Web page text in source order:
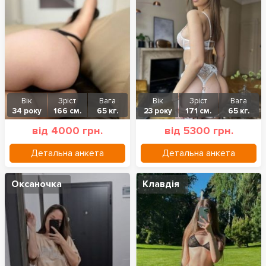
Вік
34 року
Зріст
166 см.
Вага
65 кг.
від 4000 грн.
Детальна анкета
Вік
23 року
Зріст
171 см.
Вага
65 кг.
від 5300 грн.
Детальна анкета
Оксаночка Клавдія